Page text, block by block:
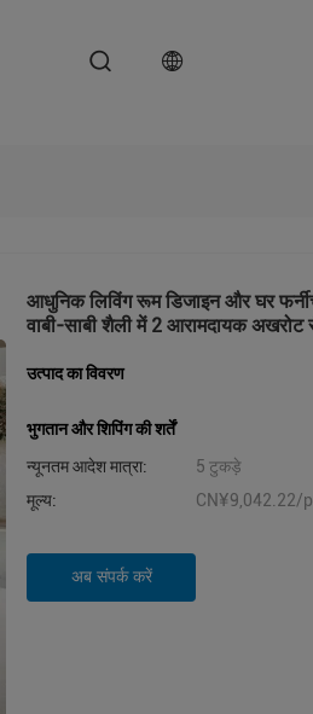
आधुनिक लिविंग रूम डिजाइन और घर
वाबी-साबी शैली में 2 आरामदायक अखरोट
उत्पाद का विवरण
भुगतान और शिपिंग की शर्तें
न्यूनतम आदेश मात्रा:
5 टुकड़े
मूल्य:
CN¥9,042.22/
अब संपर्क करें